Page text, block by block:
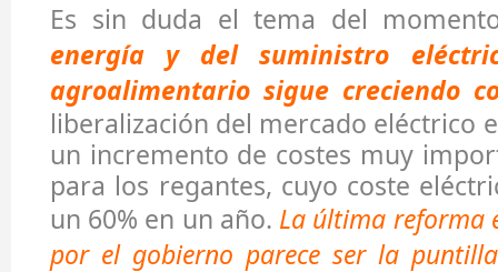
Es sin duda el tema del
energía y del suministro
agroalimentario sigue creciendo
liberalización del mercado eléctrico
un incremento de costes muy
para los regantes, cuyo coste
un 60% en un año. La última reforma
por el gobierno parece ser la